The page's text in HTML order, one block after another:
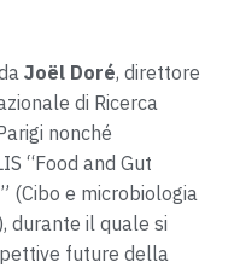
Joël Doré, direttore
di Ricerca
nonché
“Food and Gut
(Cibo e microbiologia
durante il quale si
future della